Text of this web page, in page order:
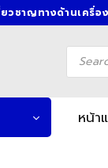
ยวชาญทางด้านเครื่อ
search
หน้า